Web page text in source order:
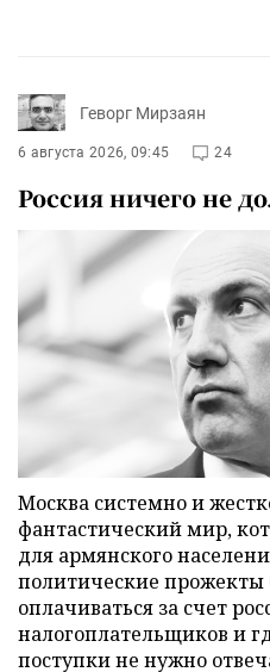
Геворг Мирзаян
6 августа 2026, 09:45 24
Россия ничего не
Москва системно и
фантастический мир,
для армянского
политические прожекты
оплачиваться за счет
налогоплательщиков и
поступки не нужно